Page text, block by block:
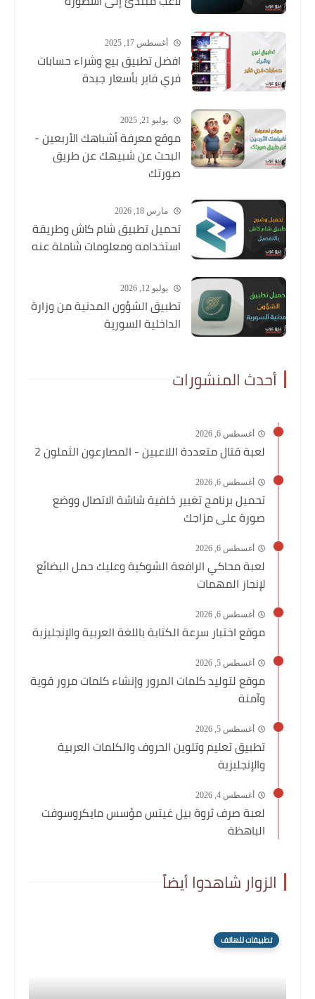
أغسطس 17, 2025
افضل تطبيق بيع وشراء حسابات
فري فاير بأسعار جيدة
يوليو 21, 2025
موقع معرفة أشباهك الأربعين -
البحث عن شبيهك عن طريق
صورتك
مارس 18, 2026
تحميل تطبيق شام كاش وطريقة
استخدامه ومعلومات شاملة عنه
يوليو 12, 2026
تطبيق الشؤون المدنية من وزارة
الداخلية السورية
أحدث المنشورات
أغسطس 6, 2026
لعبة قتال متعددة اللاعبين - المصارعون الثملون 2
أغسطس 6, 2026
تحميل برنامج تغيير خلفية شاشة الاتصال ووضع
صورة على مزاجك
أغسطس 6, 2026
لعبة محاكي الرافعة الشوكية وعليك حمل البضائع
لإنجاز المهمات
أغسطس 6, 2026
موقع اختبار سرعة الكتابة باللغة العربية والإنجليزية
أغسطس 5, 2026
موقع لتوليد كلمات المرور وإنشاء كلمات مرور قوية
وآمنة
أغسطس 5, 2026
تطبيق تعليم وتلوين الحروف والكلمات العربية
والإنجليزية
أغسطس 4, 2026
لعبة صرف ثروة بيل غيتس مؤسس مايكروسوفت
الباهظة
الزوار شاهدوا أيضاً
تطبيقات للهاتف